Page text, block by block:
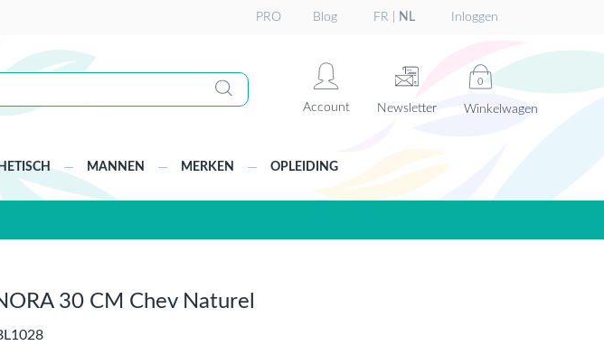
FR NL
PRO Blog Inloggen
Account Newsletter
0
Winkelwagen
MANNEN MERKEN OPLEIDING
30 CM Chev Naturel